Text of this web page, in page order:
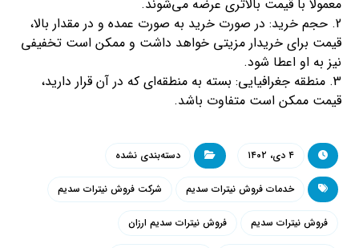
معمولاً با قیمت بالاتری عرضه می‌شوند.
2. حجم خرید: در صورت خرید به صورت عمده و در مقدار بالا،
قیمت برای خریدار مزیتی خواهد داشت و ممکن است تخفیفی
نیز به او اعطا شود.
3. منطقه جغرافیایی: بسته به منطقه‌ای که در آن قرار دارید،
قیمت ممکن است متفاوت باشد.
۴ دی، ۱۴۰۲ دسته‌بندی نشده
خدمات فروش نیترات سدیم شرکت فروش نیترات سدیم
فروش نیترات سدیم فروش نیترات سدیم ارزان